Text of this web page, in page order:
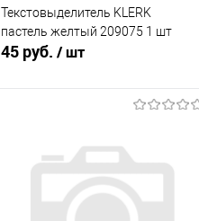
Текстовыделитель KLERK
пастель желтый 209075 1 шт
45 руб. / шт
Купить в 1 клик
К сравнению
В избранное
В наличии